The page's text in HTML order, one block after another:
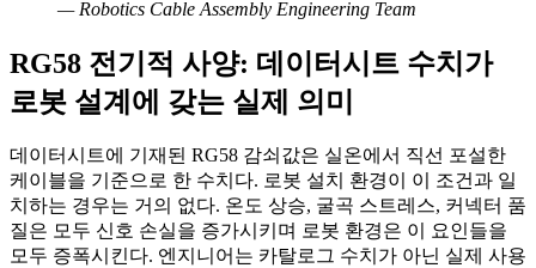
— Robotics Cable Assembly Engineering Team
RG58 전기적 사양: 데이터시트 수치가
로봇 설계에 갖는 실제 의미
데이터시트에 기재된 RG58 감쇠값은 실온에서 직선 포설한
케이블을 기준으로 한 수치다. 로봇 설치 환경이 이 조건과 일
치하는 경우는 거의 없다. 온도 상승, 굴곡 스트레스, 커넥터 품
질은 모두 신호 손실을 증가시키며 로봇 환경은 이 요인들을
모두 증폭시킨다. 엔지니어는 카탈로그 수치가 아닌 실제 사용